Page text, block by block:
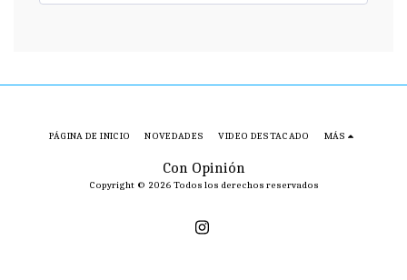
Con Opinión
Copyright © 2026 Todos los derechos reservados
PÁGINA DE INICIO NOVEDADES VIDEO DESTACADO MÁS